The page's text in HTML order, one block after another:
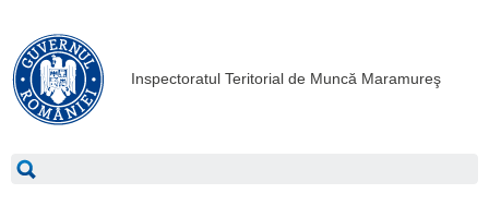
Inspectoratul Teritorial de Muncă Maramureş